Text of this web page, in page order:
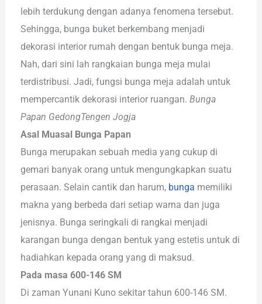
lebih terdukung dengan adanya fenomena tersebut.
Sehingga, bunga buket berkembang menjadi
dekorasi interior rumah dengan bentuk bunga meja.
Nah, dari sini lah rangkaian bunga meja mulai
terdistribusi. Jadi, fungsi bunga meja adalah untuk
mempercantik dekorasi interior ruangan.Bunga
Papan GedongTengen Jogja
Asal Muasal Bunga Papan
Bunga merupakan sebuah media yang cukup di
gemari banyak orang untuk mengungkapkan suatu
perasaan. Selain cantik dan harum, bunga memiliki
makna yang berbeda dari setiap warna dan juga
jenisnya. Bunga seringkali di rangkai menjadi
karangan bunga dengan bentuk yang estetis untuk di
hadiahkan kepada orang yang di maksud.
Pada masa 600-146 SM
Di zaman Yunani Kuno sekitar tahun 600-146 SM.